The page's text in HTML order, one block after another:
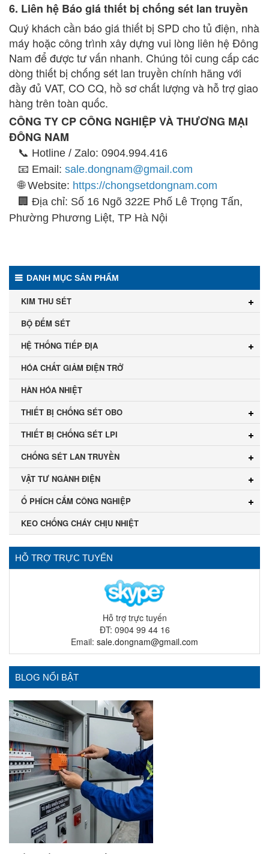
6. Liên hệ Báo giá thiết bị chống sét lan truyền
Quý khách cần báo giá thiết bị SPD cho tủ điện, nhà
máy hoặc công trình xây dựng vui lòng liên hệ Đông
Nam để được tư vấn nhanh. Chúng tôi cung cấp các
dòng thiết bị chống sét lan truyền chính hãng với
đầy đủ VAT, CO CQ, hồ sơ chất lượng và hỗ trợ giao
hàng trên toàn quốc.
CÔNG TY CP CÔNG NGHIỆP VÀ THƯƠNG MẠI
ĐÔNG NAM
📞 Hotline / Zalo: 0904.994.416
📧 Email: sale.dongnam@gmail.com
🌐 Website: https://chongsetdongnam.com
🏢 Địa chỉ: Số 16 Ngõ 322E Phố Lê Trọng Tấn,
Phường Phương Liệt, TP Hà Nội
DANH MỤC SẢN PHẨM
KIM THU SÉT
BỘ ĐẾM SÉT
HỆ THỐNG TIẾP ĐỊA
HÓA CHẤT GIẢM ĐIỆN TRỞ
HÀN HÓA NHIỆT
THIẾT BỊ CHỐNG SÉT OBO
THIẾT BỊ CHỐNG SÉT LPI
CHỐNG SÉT LAN TRUYỀN
VẬT TƯ NGÀNH ĐIỆN
Ổ PHÍCH CẮM CÔNG NGHIỆP
KEO CHỐNG CHÁY CHỊU NHIỆT
HỖ TRỢ TRỰC TUYẾN
Hỗ trợ trực tuyến
ĐT: 0904 99 44 16
Email: sale.dongnam@gmail.com
BLOG NỔI BẬT